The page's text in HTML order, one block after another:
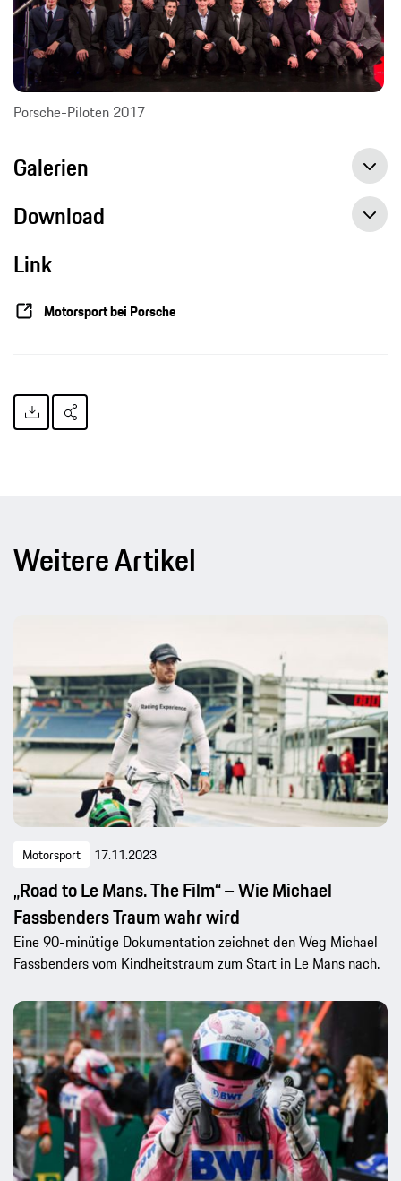
Porsche-Piloten 2017
Galerien
Download
Link
Motorsport bei Porsche
Weitere Artikel
Motorsport 17.11.2023
„Road to Le Mans. The Film“ – Wie Michael
Fassbenders Traum wahr wird
Eine 90-minütige Dokumentation zeichnet den Weg Michael
Fassbenders vom Kindheitstraum zum Start in Le Mans nach.